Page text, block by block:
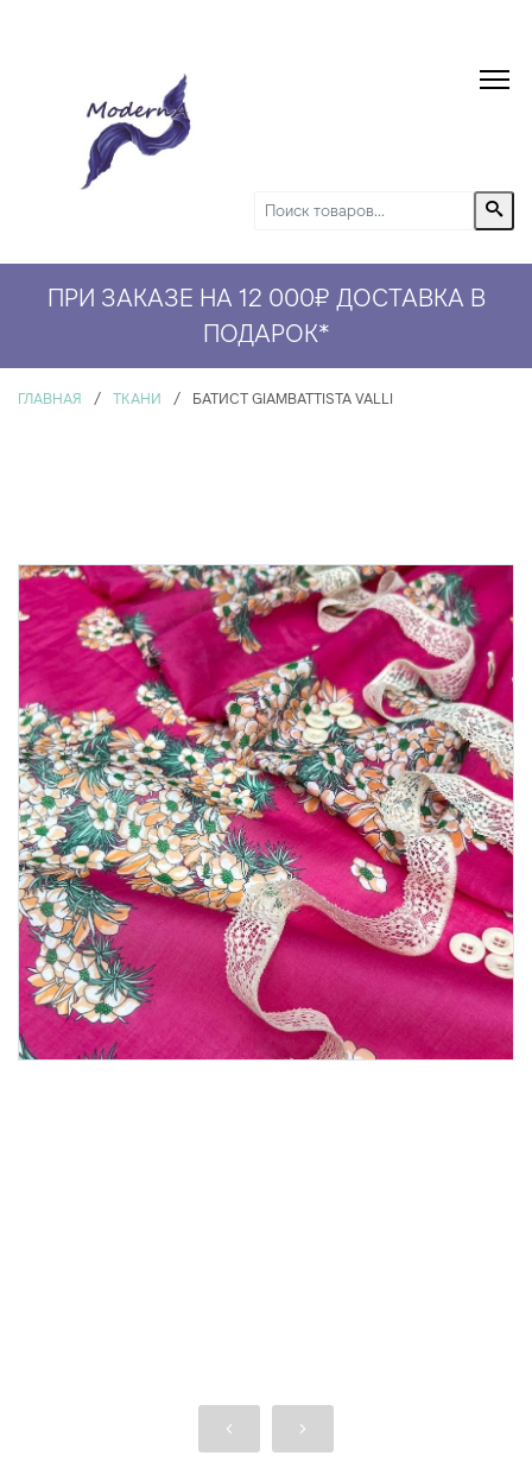
ПРИ ЗАКАЗЕ НА 12 000₽ ДОСТАВКА В
ПОДАРОК*
ГЛАВНАЯ / ТКАНИ / БАТИСТ GIAMBATTISTA VALLI